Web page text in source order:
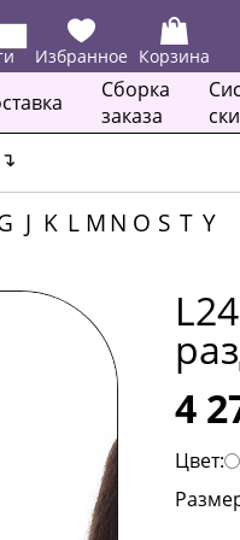
Избранное Корзина
Сборка
заказа
↴
J K L MN O S T Y
4
Цвет: